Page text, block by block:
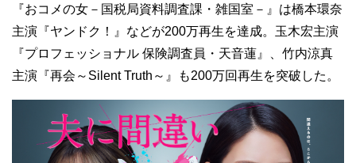
『おコメの女－国税局資料調査課・雑国室－』は橋本環奈
主演『ヤンドク！』などが200万再生を達成。玉木宏主演
『プロフェッショナル 保険調査員・天音蓮』、竹内涼真
主演『再会～Silent Truth～』も200万回再生を突破した。